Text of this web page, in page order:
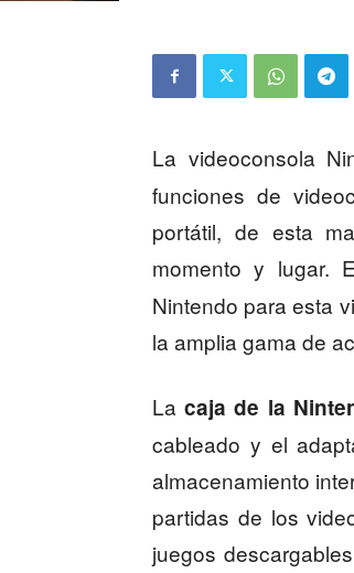
La videoconsola
funciones de
portátil, de esta
momento y lugar.
Nintendo para esta
la amplia gama de
Lacaja de la
cableado y el
almacenamiento
partidas de los
juegos